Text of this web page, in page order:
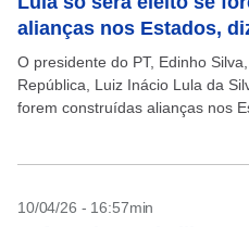
alianças nos Estados,
O presidente do PT, Edinho
República, Luiz Inácio Lula da
forem construídas alianças nos
10/04/26 - 16:57min